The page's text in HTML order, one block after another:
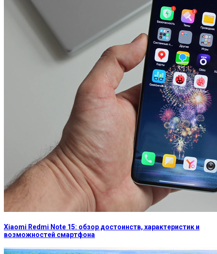
Xiaomi Redmi Note 15: обзор достоинств, характеристик и
возможностей смартфона